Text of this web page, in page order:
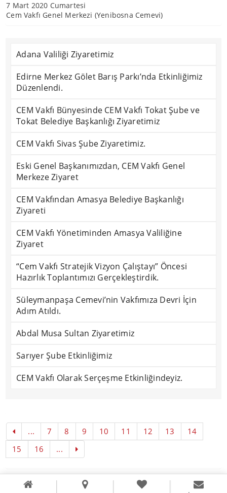
7 Mart 2020 Cumartesi
Cem Vakfı Genel Merkezi (Yenibosna Cemevi)
Adana Valiliği Ziyaretimiz
Edirne Merkez Gölet Barış Parkı’nda Etkinliğimiz
Düzenlendi.
CEM Vakfı Bünyesinde CEM Vakfı Tokat Şube ve
Tokat Belediye Başkanlığı Ziyaretimiz
CEM Vakfı Sivas Şube Ziyaretimiz.
Eski Genel Başkanımızdan, CEM Vakfı Genel
Merkeze Ziyaret
CEM Vakfından Amasya Belediye Başkanlığı
Ziyareti
CEM Vakfı Yönetiminden Amasya Valiliğine
Ziyaret
“Cem Vakfı Stratejik Vizyon Çalıştayı” Öncesi
Hazırlık Toplantımızı Gerçekleştirdik.
Süleymanpaşa Cemevi’nin Vakfımıza Devri İçin
Adım Atıldı.
Abdal Musa Sultan Ziyaretimiz
Sarıyer Şube Etkinliğimiz
CEM Vakfı Olarak Serçeşme Etkinliğindeyiz.
... 7 8 9 10 11 12 13
14
15
16 ...